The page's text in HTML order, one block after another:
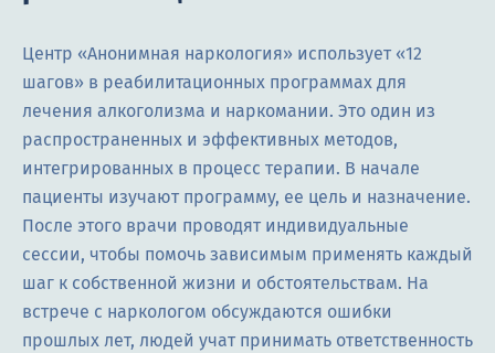
Центр «Анонимная наркология» использует «12
шагов» в реабилитационных программах для
лечения алкоголизма и наркомании. Это один из
распространенных и эффективных методов,
интегрированных в процесс терапии. В начале
пациенты изучают программу, ее цель и назначение.
После этого врачи проводят индивидуальные
сессии, чтобы помочь зависимым применять каждый
шаг к собственной жизни и обстоятельствам. На
встрече с наркологом обсуждаются ошибки
прошлых лет, людей учат принимать ответственность